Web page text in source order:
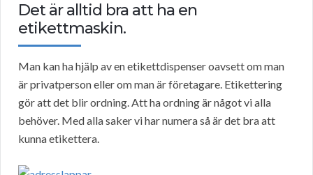
Det är alltid bra att ha en
etikettmaskin.
Man kan ha hjälp av en etikettdispenser oavsett om man
är privatperson eller om man är företagare. Etikettering
gör att det blir ordning. Att ha ordning är något vi alla
behöver. Med alla saker vi har numera så är det bra att
kunna etikettera.